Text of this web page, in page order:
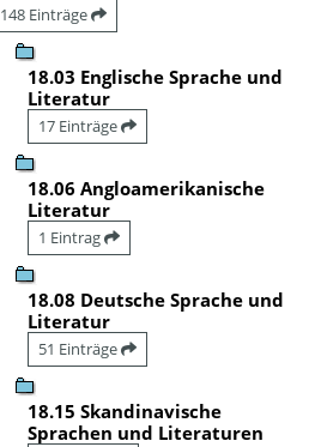
148 Einträge
18.03 Englische Sprache und
Literatur
17 Einträge
18.06 Angloamerikanische
Literatur
1 Eintrag
18.08 Deutsche Sprache und
Literatur
51 Einträge
18.15 Skandinavische
Sprachen und Literaturen